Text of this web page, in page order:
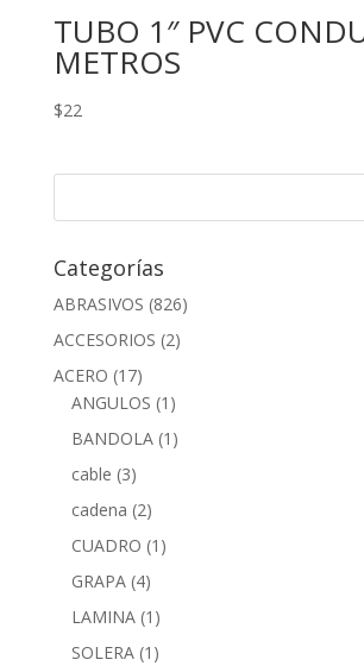
TUBO 1″ PVC
METROS
$22
Categorías
ABRASIVOS (826)
ACCESORIOS (2)
ACERO (17)
ANGULOS (1)
BANDOLA (1)
cable (3)
cadena (2)
CUADRO (1)
GRAPA (4)
LAMINA (1)
SOLERA (1)